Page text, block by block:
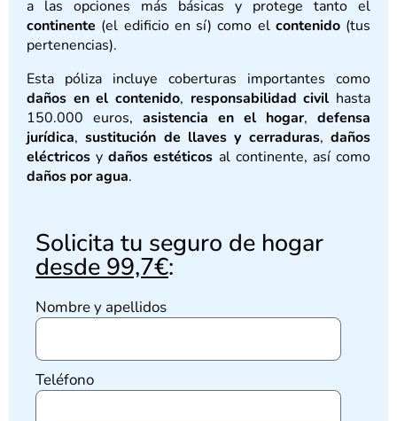
a las opciones más básicas y protege tanto el
continente (el edificio en sí) como el contenido(tus
pertenencias).
Esta póliza incluye coberturas importantes como
daños en el contenido, responsabilidad civil hasta
150.000 euros, asistencia en el hogar, defensa
jurídica,sustitución de llaves y cerraduras,daños
eléctricos ydaños estéticos al continente, así como
daños por agua.
Solicita tu seguro de hogar
desde 99,7€:
Nombre y apellidos
Teléfono